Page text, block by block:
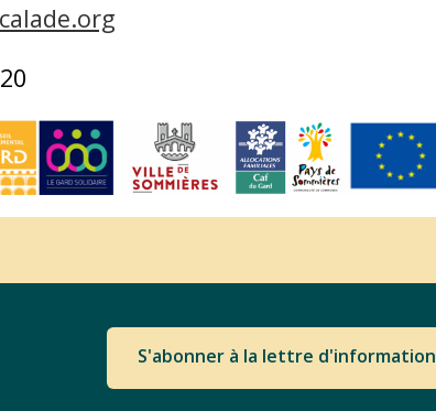
S'abonner à la lettre d'information